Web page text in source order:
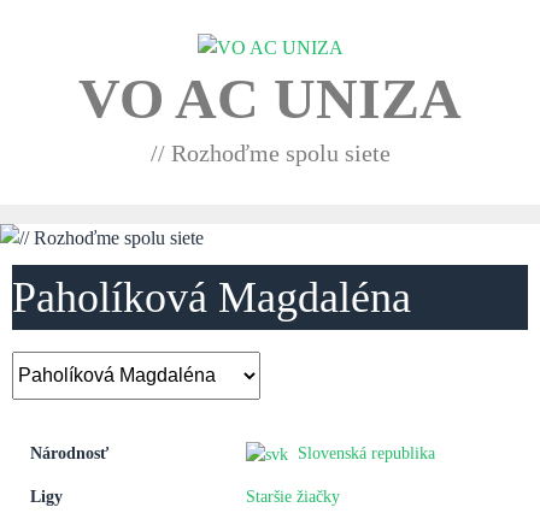
VO AC UNIZA
// Rozhoďme spolu siete
Paholíková Magdaléna
Národnosť Slovenská republika
Ligy Staršie žiačky